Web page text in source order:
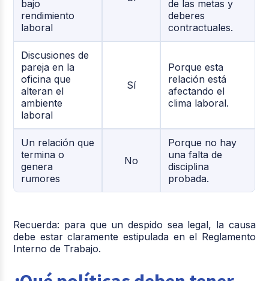
bajo
rendimiento
laboral
de las metas y
deberes
contractuales.
Discusiones de
pareja en la
oficina que
alteran el
ambiente
laboral
Sí
Porque esta
relación está
afectando el
clima laboral.
Un relación que
termina o
genera
rumores
No
Porque no hay
una falta de
disciplina
probada.
Recuerda: para que un despido sea legal, la causa
debe estar claramente estipulada en el Reglamento
Interno de Trabajo.